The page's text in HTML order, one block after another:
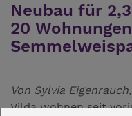
Neubau für
20
Von Sylvia
Vilda wohnen seit